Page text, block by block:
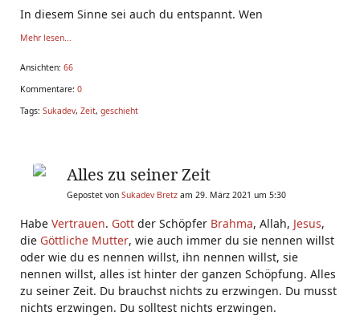
In diesem Sinne sei auch du entspannt. Wen
Mehr lesen...
Ansichten: 66
Kommentare: 0
Tags: Sukadev, Zeit, geschieht
Alles zu seiner Zeit
Gepostet von Sukadev Bretz am 29. März 2021 um 5:30
Habe Vertrauen. Gott der Schöpfer Brahma, Allah, Jesus,
die Göttliche Mutter, wie auch immer du sie nennen willst
oder wie du es nennen willst, ihn nennen willst, sie
nennen willst, alles ist hinter der ganzen Schöpfung. Alles
zu seiner Zeit. Du brauchst nichts zu erzwingen. Du musst
nichts erzwingen. Du solltest nichts erzwingen.